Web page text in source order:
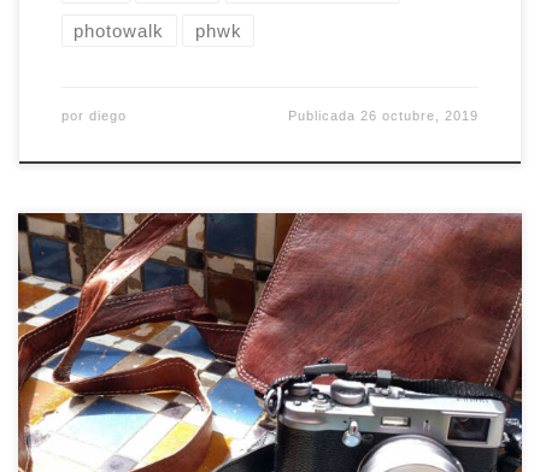
photowalk phwk
por diego Publicada 26 octubre, 2019
¡¡¡Ya está el reto de este mes!!! En esta ocasión
colaboramos con la gente de Saal Digital y el/la
ganador/a se llevará un cuadro con su foto 📸📸
Lo que tienes que hacer para participar : Subir
una foto hecha por ti y firmada con el tema de
➡️La vida […]